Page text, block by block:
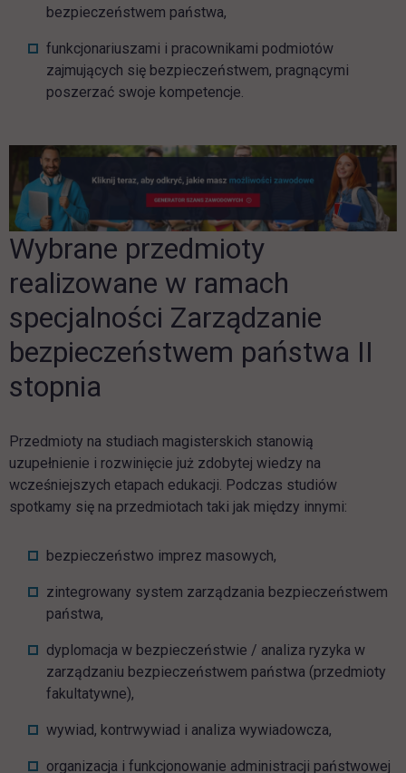
bezpieczeństwem państwa,
funkcjonariuszami i pracownikami podmiotów
zajmujących się bezpieczeństwem, pragnącymi
poszerzać swoje kompetencje.
Wybrane przedmioty
realizowane w ramach
specjalności Zarządzanie
bezpieczeństwem państwa II
stopnia
Przedmioty na studiach magisterskich stanowią
uzupełnienie i rozwinięcie już zdobytej wiedzy na
wcześniejszych etapach edukacji. Podczas studiów
spotkamy się na przedmiotach taki jak między innymi:
bezpieczeństwo imprez masowych,
zintegrowany system zarządzania bezpieczeństwem
państwa,
dyplomacja w bezpieczeństwie / analiza ryzyka w
zarządzaniu bezpieczeństwem państwa (przedmioty
fakultatywne),
wywiad, kontrwywiad i analiza wywiadowcza,
organizacja i funkcjonowanie administracji państwowej